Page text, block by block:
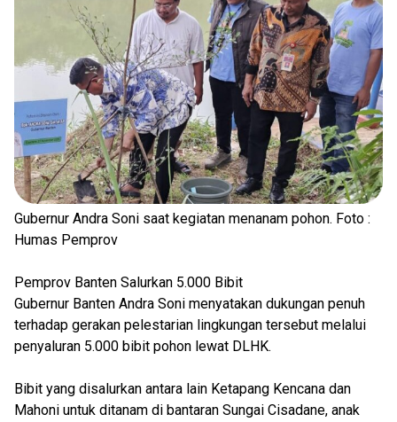
Gubernur Andra Soni saat kegiatan menanam pohon. Foto :
Humas Pemprov
Pemprov Banten Salurkan 5.000 Bibit
Gubernur Banten Andra Soni menyatakan dukungan penuh
terhadap gerakan pelestarian lingkungan tersebut melalui
penyaluran 5.000 bibit pohon lewat DLHK.
Bibit yang disalurkan antara lain Ketapang Kencana dan
Mahoni untuk ditanam di bantaran Sungai Cisadane, anak